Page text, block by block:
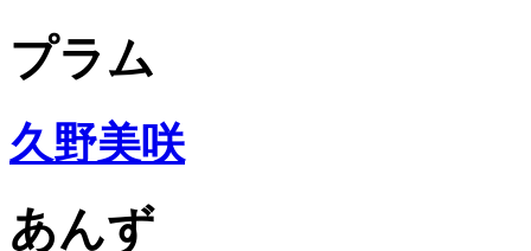
プラム
久野美咲
あんず